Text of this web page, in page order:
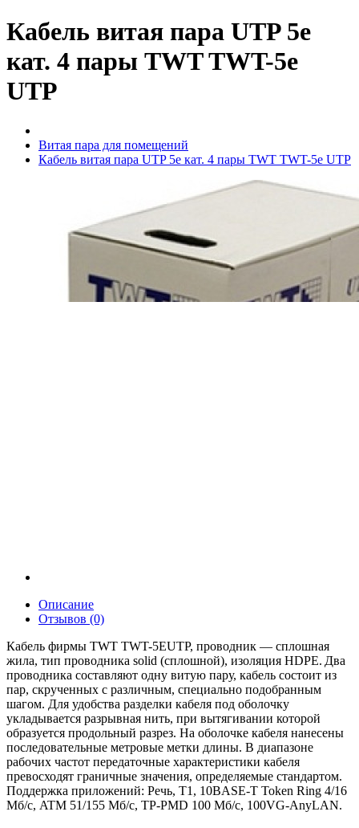
Кабель витая пара UTP 5e
кат. 4 пары TWT TWT-5e
UTP
Витая пара для помещений
Кабель витая пара UTP 5e кат. 4 пары TWT TWT-5e UTP
Описание
Отзывов (0)
Кабель фирмы TWT TWT-5EUTP, проводник — сплошная
жила, тип проводника solid (сплошной), изоляция HDPE. Два
проводника составляют одну витую пару, кабель состоит из
пар, скрученных с различным, специально подобранным
шагом. Для удобства разделки кабеля под оболочку
укладывается разрывная нить, при вытягивании которой
образуется продольный разрез. На оболочке кабеля нанесены
последовательные метровые метки длины. В диапазоне
рабочих частот передаточные характеристики кабеля
превосходят граничные значения, определяемые стандартом.
Поддержка приложений: Речь, Т1, 10BASE-T Token Ring 4/16
Мб/с, ATM 51/155 Мб/с, TP-PMD 100 Мб/с, 100VG-AnyLAN.